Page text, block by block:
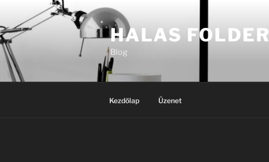
HALAS FOLDER
Blog
Kezdőlap Üzenet